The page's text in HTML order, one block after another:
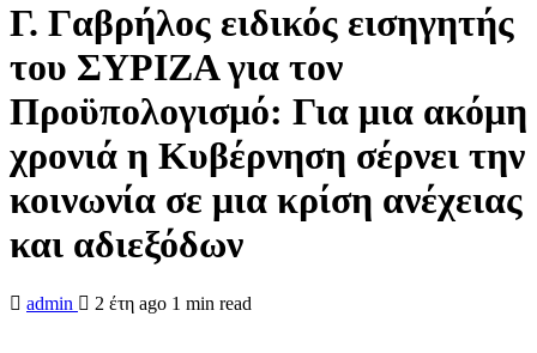
Γ. Γαβρήλος ειδικός εισηγητής
του ΣΥΡΙΖΑ για τον
Προϋπολογισμό: Για μια ακόμη
χρονιά η Κυβέρνηση σέρνει την
κοινωνία σε μια κρίση ανέχειας
και αδιεξόδων
admin 2 έτη ago 1 min read